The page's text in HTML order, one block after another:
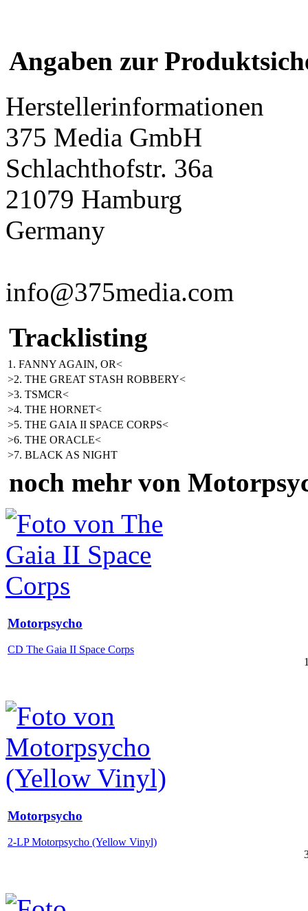
Angaben zur
Herstellerinformationen
375 Media GmbH
Schlachthofstr. 36a
21079 Hamburg
Germany
info@375media.com
Tracklisting
1. FANNY AGAIN, OR<
>2. THE GREAT STASH ROBBERY<
>3. TSMCR<
>4. THE HORNET<
>5. THE GAIA II SPACE CORPS<
>6. THE ORACLE<
>7. BLACK AS NIGHT
noch mehr von
Motorpsycho
CD The Gaia II Space Corps
Motorpsycho
2-LP Motorpsycho (Yellow Vinyl)